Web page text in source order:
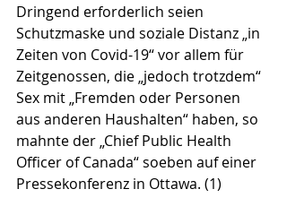
Dringend erforderlich seien
Schutzmaske und soziale Distanz „in
Zeiten von Covid-19“ vor allem für
Zeitgenossen, die „jedoch trotzdem“
Sex mit „Fremden oder Personen
aus anderen Haushalten“ haben, so
mahnte der „Chief Public Health
Officer of Canada“ soeben auf einer
Pressekonferenz in Ottawa. (1)